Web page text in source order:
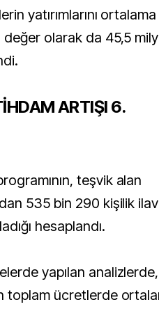
yatırımlarını ortalama
değer olarak da 45,5
ARTIŞI 6.
teşvik alan
535 bin 290 kişilik
hesaplandı.
yapılan analizlerde,
toplam ücretlerde